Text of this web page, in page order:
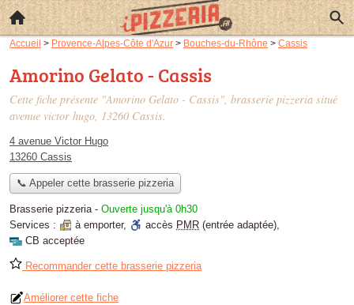
Accueil > Provence-Alpes-Côte d'Azur > Bouches-du-Rhône > Cassis
Amorino Gelato - Cassis
Cette fiche présente "Amorino Gelato - Cassis", brasserie pizzeria situé
avenue victor hugo, 13260 Cassis.
4 avenue Victor Hugo
13260 Cassis
📞 Appeler cette brasserie pizzeria
Brasserie pizzeria- Ouverte jusqu'à 0h30
Services :
à emporter, accès PMR (entrée adaptée),
CB acceptée
Recommander cette brasserie pizzeria
Améliorer cette fiche